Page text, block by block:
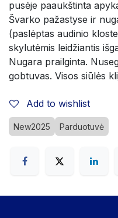
pusėje paaukštinta
Švarko pažastyse ir
(paslėptas audinio
skylutėmis leidžiantis
Nugara prailginta.
gobtuvas. Visos siūlės
Add to wishlist
New2025 Parduotuvė